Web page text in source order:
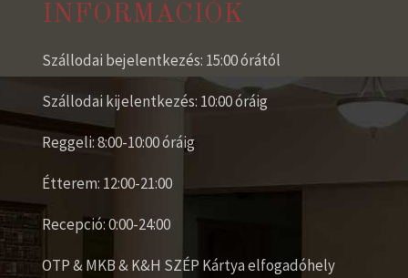
INFORMÁCIÓK
Szállodai bejelentkezés: 15:00 órától
Szállodai kijelentkezés: 10:00 óráig
Reggeli: 8:00-10:00 óráig
Étterem: 12:00-21:00
Recepció: 0:00-24:00
OTP & MKB & K&H SZÉP Kártya elfogadóhely